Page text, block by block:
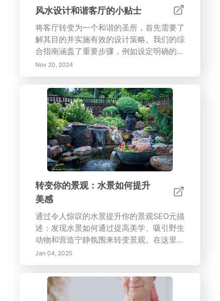
风水设计和谐客厅的小贴士
将客厅转变为一个和谐的圣所，首先需要了
解其目的并实施有效的设计策略。我们的综
合指南涵盖了重要步骤，例如设定明确的功
能目标、融入自然元素以及通过家具摆放实
现平衡。了解艾森豪威尔矩阵以有效优先考
虑空间内的任务，并发现时间区块的好处以
提升生产力。探索减少干扰的方法，利用科
技为您的智能家居体验，补充您的风水原
则。定期检查和调整您的空间，确保它保持
与您的生活方式一致的宁静避风港。深入了
解创造一个促进福祉、联结和平衡的客厅的
技巧和小贴士——您家的心脏期待着转变！
Nov 20, 2024
转变你的景观：水景如何提升
美感
通过令人惊叹的水景提升你的景观SEO元描
述：发现水景如何通过提高美学、吸引野生
动物和营造宁静氛围来转变景观。在这里探
索设计理念和环境益处。水景的视觉冲击将
水景融入景观设计显著提升美学吸引力。水
自然吸引注意并唤起情感，使其成为任何户
外空间的必要元素。从宁静的池塘到生动的
喷泉，这些元素引入独特的动态，增强视觉
Jan 04, 2025